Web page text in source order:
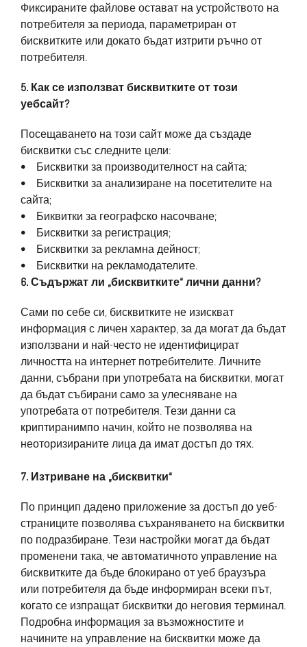
Фиксираните файлове остават на устройството на
потребителя за периода, параметриран от
бисквитките или докато бъдат изтрити ръчно от
потребителя.
5. Как се използват бисквитките от този
уебсайт?
Посещаването на този сайт може да създаде
бисквитки със следните цели:
• Бисквитки за производителност на сайта;
• Бисквитки за анализиране на посетителите на
сайта;
• Биквитки за географско насочване;
• Бисквитки за регистрация;
• Бисквитки за рекламна дейност;
• Бисквитки на рекламодателите.
6. Съдържат ли „бисквитките“ лични данни?
Сами по себе си, бисквитките не изискват
информация с личен характер, за да могат да бъдат
използвани и най-често не идентифицират
личността на интернет потребителите. Личните
данни, събрани при употребата на бисквитки, могат
да бъдат събирани само за улесняване на
употребата от потребителя. Тези данни са
криптиранимпо начин, който не позволява на
неоторизираните лица да имат достъп до тях.
7. Изтриване на „бисквитки“
По принцип дадено приложение за достъп до уеб-
страниците позволява съхраняването на бисквитки
по подразбиране. Тези настройки могат да бъдат
променени така, че автоматичното управление на
бисквитките да бъде блокирано от уеб браузъра
или потребителя да бъде информиран всеки път,
когато се изпращат бисквитки до неговия терминал.
Подробна информация за възможностите и
начините на управление на бисквитки може да